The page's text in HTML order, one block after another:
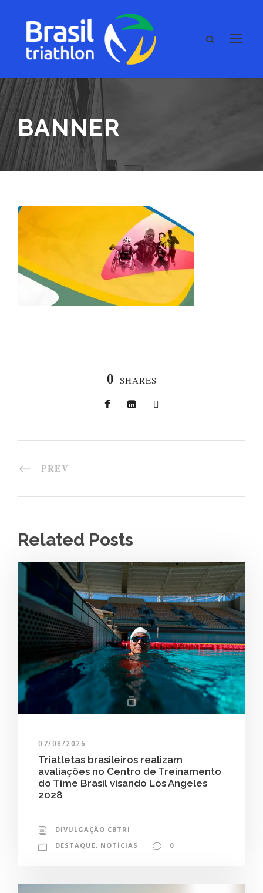
BANNER
0 SHARES
PREV
Related Posts
07/08/2026
Triatletas brasileiros realizam
avaliações no Centro de Treinamento
do Time Brasil visando Los Angeles
2028
DIVULGAÇÃO CBTRI
DESTAQUE, NOTÍCIAS 0